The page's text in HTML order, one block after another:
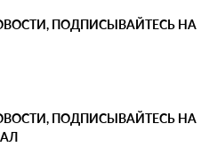
ПОДПИСЫВАЙТЕСЬ НА
ПОДПИСЫВАЙТЕСЬ НА